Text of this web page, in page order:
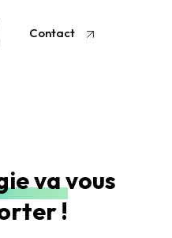
Contact
va vous
!